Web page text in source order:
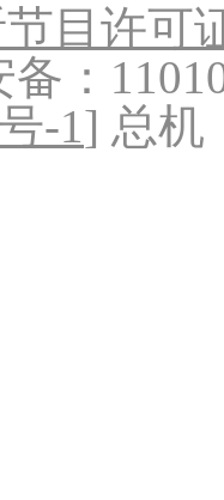
目许可
：
-1] 总机